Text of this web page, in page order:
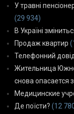
У травні
(29 934)
В Україні
Продаж квартир
Телефонний
Жительница
снова опасается
Медицинские
Де поїсти? (12